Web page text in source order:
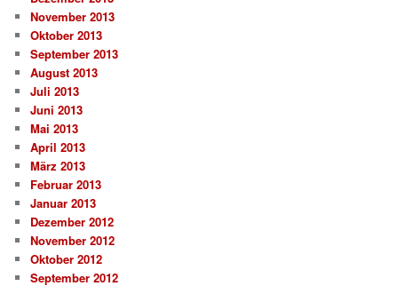
November 2013
Oktober 2013
September 2013
August 2013
Juli 2013
Juni 2013
Mai 2013
April 2013
März 2013
Februar 2013
Januar 2013
Dezember 2012
November 2012
Oktober 2012
September 2012